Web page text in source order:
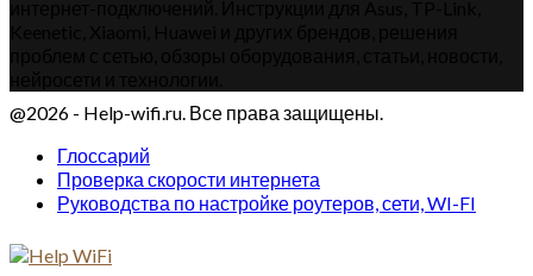
@2026 - Help-wifi.ru. Все права защищены.
Глоссарий
Проверка скорости интернета
Руководства по настройке роутеров, сети, WI-FI